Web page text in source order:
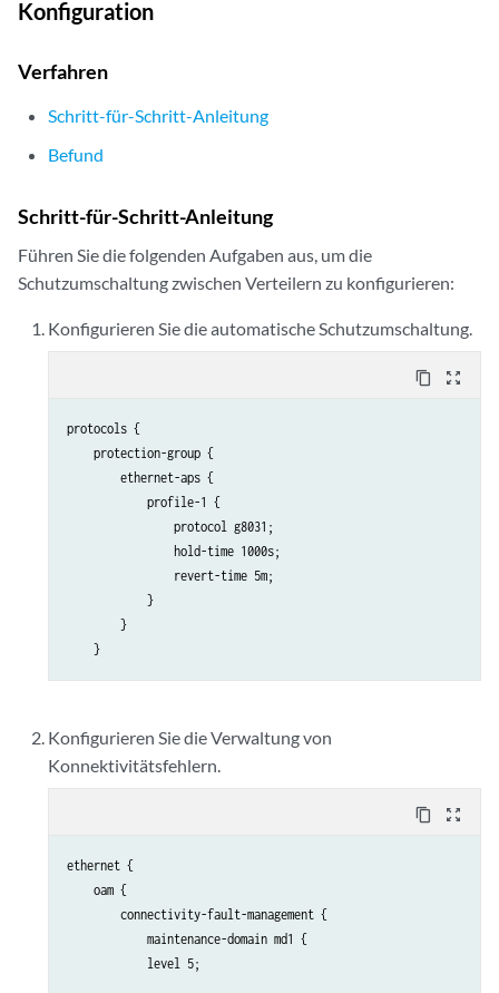
Konfiguration
Verfahren
Schritt-für-Schritt-Anleitung
Befund
Schritt-für-Schritt-Anleitung
Führen Sie die folgenden Aufgaben aus, um die
Schutzumschaltung zwischen Verteilern zu konfigurieren:
Konfigurieren Sie die automatische Schutzumschaltung.
content_copy zoom_out_map
protocols {
    protection-group {
        ethernet-aps {
            profile-1 {
                protocol g8031;
                hold-time 1000s;
                revert-time 5m;
            }
        }
Konfigurieren Sie die Verwaltung von
Konnektivitätsfehlern.
content_copy zoom_out_map
ethernet {
    oam {
        connectivity-fault-management {
            maintenance-domain md1 {